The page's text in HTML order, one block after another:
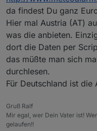
da findest Du ganz
Hier mal Austria (AT)
was die anbieten.
dort die Daten per
das müßte man sich
durchlesen.
Für Deutschland ist die
Gruß Ralf
Mir egal, wer Dein Vater ist!
gelaufen!!